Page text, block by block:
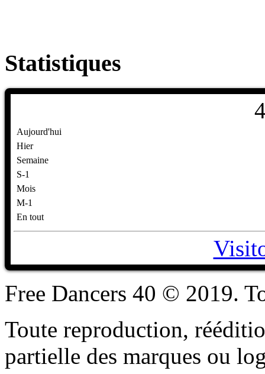
Statistiques
Aujourd'hui
Hier
Semaine
S-1
Mois
M-1
En tout
Free Dancers 40 © 2019.
Toute reproduction,
partielle des marques ou